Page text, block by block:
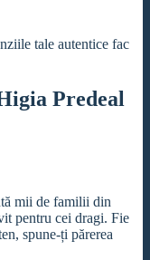
tale autentice fac
Predeal
mii de familii din
pentru cei dragi. Fie
spune-ți părerea